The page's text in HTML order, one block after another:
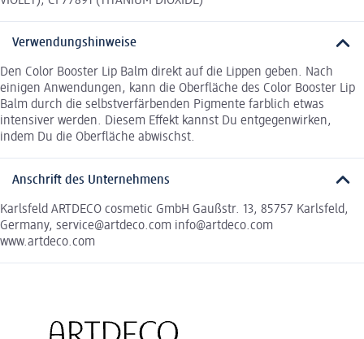
Verwendungshinweise
Den Color Booster Lip Balm direkt auf die Lippen geben. Nach
einigen Anwendungen, kann die Oberfläche des Color Booster Lip
Balm durch die selbstverfärbenden Pigmente farblich etwas
intensiver werden. Diesem Effekt kannst Du entgegenwirken,
indem Du die Oberfläche abwischst.
Anschrift des Unternehmens
Karlsfeld ARTDECO cosmetic GmbH Gaußstr. 13, 85757 Karlsfeld,
Germany, service@artdeco.com info@artdeco.com
www.artdeco.com